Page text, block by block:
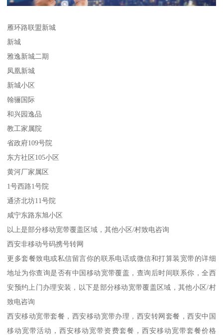
雁环路联盟新城
新城
雅逸新城二期
凤凰新城
新城小区
翰骊国际
和兴园逸品
教工家属院
省政府109号院
东方社区105小区
黄河厂家属区
1号西路1号院
通济北坊11号院
咸宁东路东旭小区
以上是部分移动宽带覆盖区域，其他小区/村致电咨询
西安非移动号码携号转网
更多套餐致电或私信留言你的联系电话或微信和打算装宽带的详细
地址为你查询是否有中国移动宽带覆盖，查询后时间联系你，全西
安预约上门办理安装，以下是部分移动宽带覆盖区域，其他小区/村
致电咨询
西安移动宽带套餐，西安移动宽带办理，西安转网套餐，西安中国
移动宽带活动，西安移动宽带资费套餐，西安移动宽带套餐价格